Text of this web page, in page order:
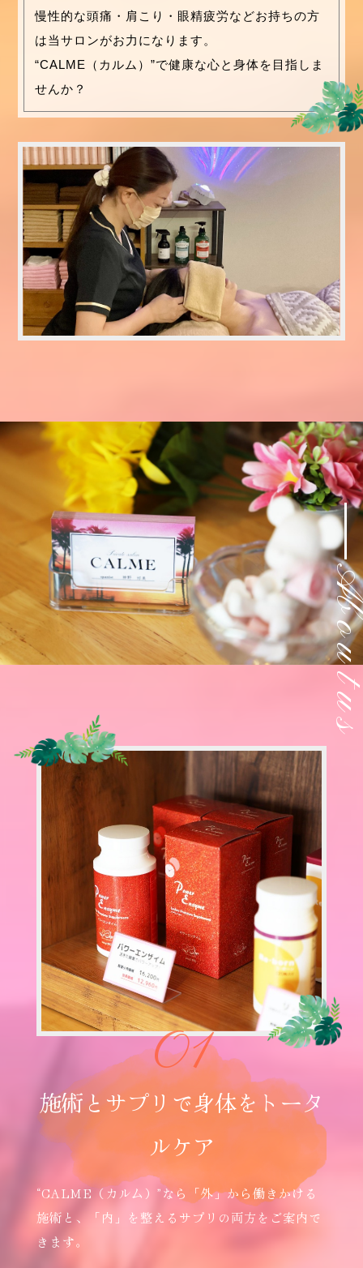
慢性的な頭痛・肩こり・眼精疲労などお持ちの方
は当サロンがお力になります。
“CALME（カルム）”で健康な心と身体を目指しま
せんか？
01
施術 とサプリ で身体を ト ータ
ルケア
“CALME（カルム）”なら「外」から働きかける
施術と、「内」を整えるサプリの両方をご案内で
きます。